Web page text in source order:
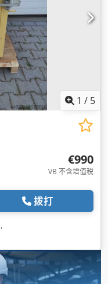
1 / 5
€990
VB 不含增值税
拨打
,